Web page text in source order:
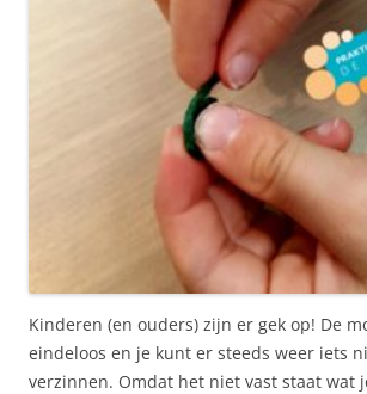
Kinderen (en ouders) zijn er gek op! De
eindeloos en je kunt er steeds weer iets
verzinnen. Omdat het niet vast staat wat